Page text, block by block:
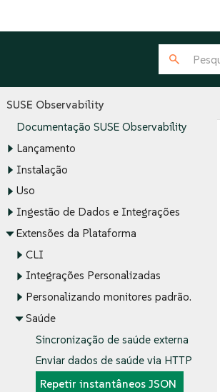
SUSE Observability
Documentação SUSE Observability
Lançamento
Instalação
Uso
Ingestão de Dados e Integrações
Extensões da Plataforma
CLI
Integrações Personalizadas
Personalizando monitores padrão.
Saúde
Sincronização de saúde externa
Enviar dados de saúde via HTTP
Repetir instantâneos JSON